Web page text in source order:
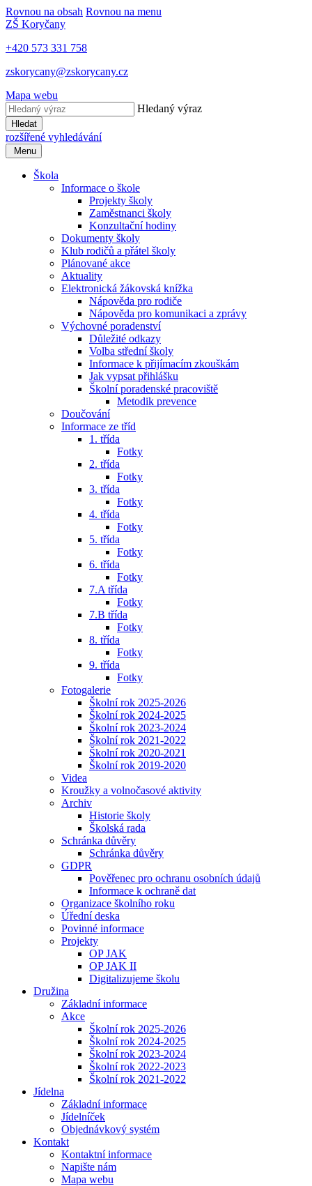
Rovnou na obsah Rovnou na menu
ZŠ Koryčany
+420 573 331 758
zskorycany@zskorycany.cz
Mapa webu
Hledaný výraz
Hledat
rozšířené vyhledávání
Menu
Škola
Informace o škole
Projekty školy
Zaměstnanci školy
Konzultační hodiny
Dokumenty školy
Klub rodičů a přátel školy
Plánované akce
Aktuality
Elektronická žákovská knížka
Nápověda pro rodiče
Nápověda pro komunikaci a zprávy
Výchovné poradenství
Důležité odkazy
Volba střední školy
Informace k přijímacím zkouškám
Jak vypsat přihlášku
Školní poradenské pracoviště
Metodik prevence
Doučování
Informace ze tříd
1. třída
Fotky
2. třída
Fotky
3. třída
Fotky
4. třída
Fotky
5. třída
Fotky
6. třída
Fotky
7.A třída
Fotky
7.B třída
Fotky
8. třída
Fotky
9. třída
Fotky
Fotogalerie
Školní rok 2025-2026
Školní rok 2024-2025
Školní rok 2023-2024
Školní rok 2021-2022
Školní rok 2020-2021
Školní rok 2019-2020
Videa
Kroužky a volnočasové aktivity
Archiv
Historie školy
Školská rada
Schránka důvěry
Schránka důvěry
GDPR
Pověřenec pro ochranu osobních údajů
Informace k ochraně dat
Organizace školního roku
Úřední deska
Povinné informace
Projekty
OP JAK
OP JAK II
Digitalizujeme školu
Družina
Základní informace
Akce
Školní rok 2025-2026
Školní rok 2024-2025
Školní rok 2023-2024
Školní rok 2022-2023
Školní rok 2021-2022
Jídelna
Základní informace
Jídelníček
Objednávkový systém
Kontakt
Kontaktní informace
Napište nám
Mapa webu